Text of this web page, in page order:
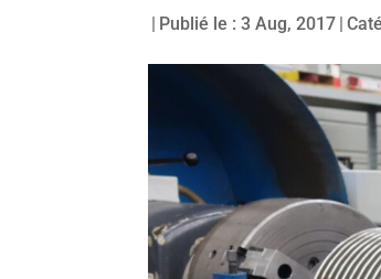
| Publié le : 3 Aug, 2017 |